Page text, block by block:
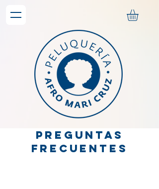
Preguntas
frecuentes